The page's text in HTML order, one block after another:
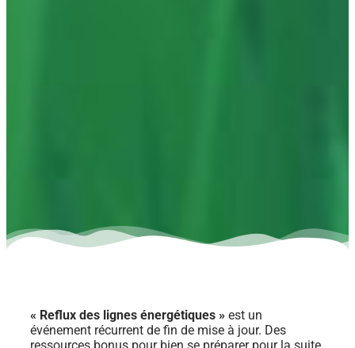
« Reflux des lignes énergétiques » est un
événement récurrent de fin de mise à jour. Des